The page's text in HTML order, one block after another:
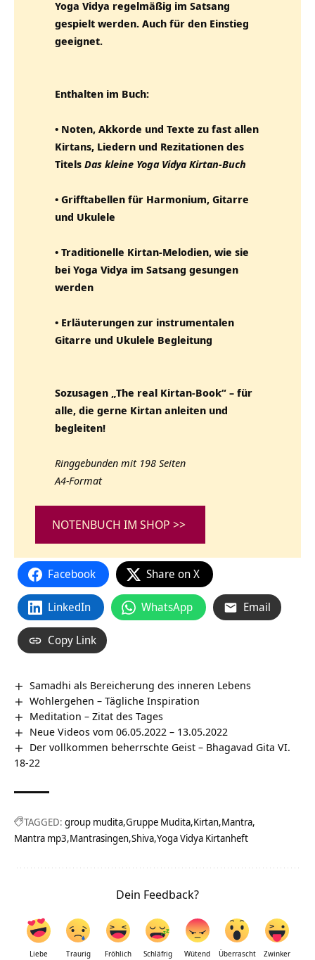
Yoga Vidya regelmäßig im Satsang
gespielt werden. Auch für den Einstieg
geeignet.
Enthalten im Buch:
• Noten, Akkorde und Texte zu fast allen
Kirtans, Liedern und Rezitationen des
Titels Das kleine Yoga Vidya Kirtan-Buch
• Grifftabellen für Harmonium, Gitarre
und Ukulele
• Traditionelle Kirtan-Melodien, wie sie
bei Yoga Vidya im Satsang gesungen
werden
• Erläuterungen zur instrumentalen
Gitarre und Ukulele Begleitung
Sozusagen „The real Kirtan-Book“ – für
alle, die gerne Kirtan anleiten und
begleiten!
Ringgebunden mit 198 Seiten
A4-Format
NOTENBUCH IM SHOP >>
Facebook Share on X
LinkedIn WhatsApp Email
Copy Link
Samadhi als Bereicherung des inneren Lebens
Wohlergehen – Tägliche Inspiration
Meditation – Zitat des Tages
Neue Videos vom 06.05.2022 – 13.05.2022
Der vollkommen beherrschte Geist – Bhagavad Gita VI.
18-22
TAGGED: group mudita Gruppe Mudita Kirtan Mantra
Mantra mp3 Mantrasingen Shiva Yoga Vidya Kirtanheft
Dein Feedback?
Liebe Traurig Fröhlich Schläfrig Wütend Überrascht Zwinker